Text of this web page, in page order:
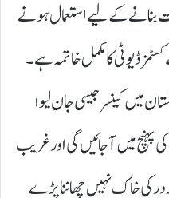
بنانے کے لیے استعمال ہونے
ڈیوٹی کا مکمل خاتمہ ہے۔
میں کینسر جیسی جان لیوا
پہنچ میں آ جائیں گی اور غریب
کی خاک نہیں چھاننا پڑے